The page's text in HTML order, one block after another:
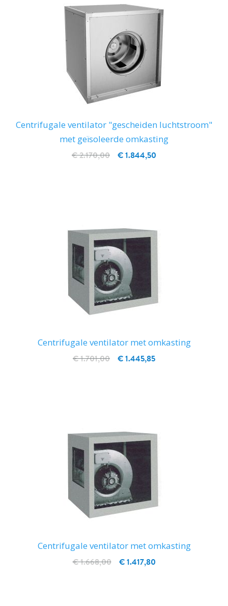
Centrifugale ventilator "gescheiden luchtstroom"
met geïsoleerde omkasting
€ 1.844,50
€ 2.170,00
Centrifugale ventilator met omkasting
€ 1.445,85
€ 1.701,00
Centrifugale ventilator met omkasting
€ 1.417,80
€ 1.668,00